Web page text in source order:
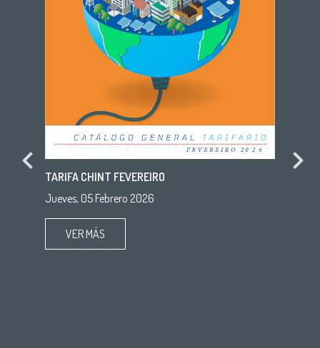
TARIFA CHINT FEVEREIRO
Jueves, 05 Febrero 2026
VER MÁS
Previous Next